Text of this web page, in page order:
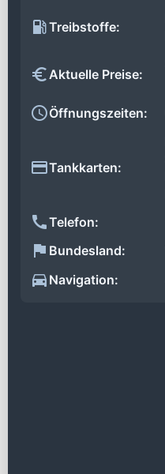
Treibstoffe:
Aktuelle Preise:
Öffnungszeiten:
Tankkarten:
Telefon:
Bundesland:
Navigation: